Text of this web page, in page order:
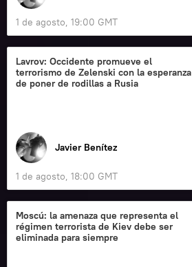
1 de agosto, 19:00 GMT
Lavrov: Occidente promueve el
terrorismo de Zelenski con la esperanza
de poner de rodillas a Rusia
Javier Benítez
1 de agosto, 18:00 GMT
Moscú: la amenaza que representa el
régimen terrorista de Kiev debe ser
eliminada para siempre